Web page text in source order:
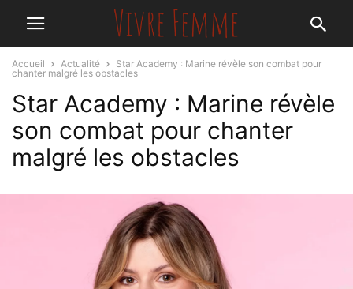
Accueil Actualité
Star Academy : Marine révèle son combat pour
chanter malgré les obstacles
Star Academy : Marine révèle
son combat pour chanter
malgré les obstacles